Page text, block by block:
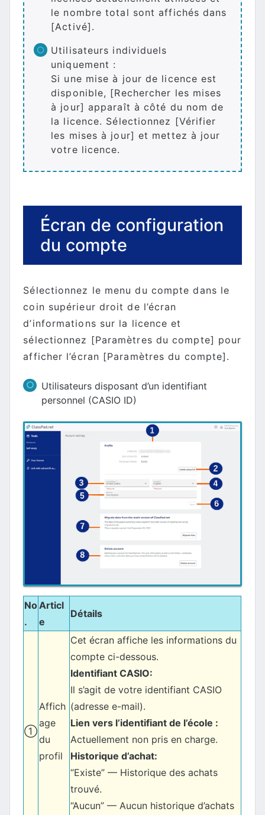
le nombre total sont affichés dans
[Activé].
Utilisateurs individuels
uniquement :
Si une mise à jour de licence est
disponible, [Rechercher les mises
à jour] apparaît à côté du nom de
la licence. Sélectionnez [Vérifier
les mises à jour] et mettez à jour
votre licence.
Écran de configuration
du compte
Sélectionnez le menu du compte dans le
coin supérieur droit de l’écran
d’informations sur la licence et
sélectionnez [Paramètres du compte] pour
afficher l’écran [Paramètres du compte].
Utilisateurs disposant d’un identifiant
personnel (CASIO ID)
No
.
Articl
e
Détails
①
Affich
age
du
profil
Cet écran affiche les informations du
compte ci-dessous.
Identifiant CASIO:
Il s’agit de votre identifiant CASIO
(adresse e-mail).
Lien vers l’identifiant de l’école :
Actuellement non pris en charge.
Historique d’achat:
“Existe” — Historique des achats
trouvé.
“Aucun” — Aucun historique d’achats